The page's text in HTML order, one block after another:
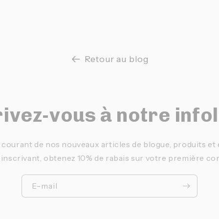
Retour au blog
vous à notre
de nos nouveaux articles de blogue, produits et
obtenez 10% de rabais sur votre première
E-mail